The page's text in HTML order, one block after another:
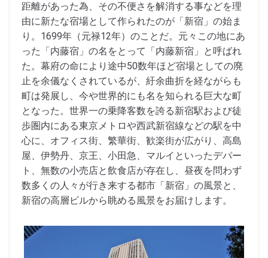
距離があった為、その不便さを解消する事などを理
由に新たな宿場として作られたのが「新宿」の始ま
り。1699年（元禄12年）のことだ。元々この地にあ
った「内藤宿」の名をとって「内藤新宿」と呼ばれ
た。幕府の命により途中50数年ほど宿場としての廃
止を余儀なくされているが、紆余曲折を経ながらも
町は発展し、今や世界的にも名を知られる巨大な町
となった。世界一の乗降客数を誇る新宿駅および徒
歩圏内にある東京メトロや西武新宿線などの駅を中
心に、オフィス街、繁華街、歓楽街が広がり、高島
屋、伊勢丹、京王、小田急、マルイといったデパー
ト、無数の小売店と飲食店が存在し、昼夜を問わず
数多くの人々が行き来する都市「新宿」の風景と、
新宿の高層ビルから眺める風景をお届けします。